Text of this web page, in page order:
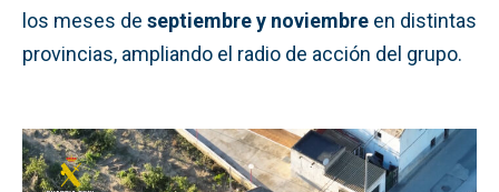
los meses de septiembre y noviembre en distintas
provincias, ampliando el radio de acción del grupo.